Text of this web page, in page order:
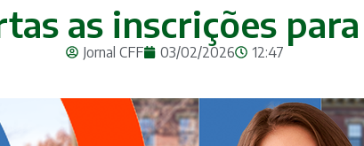
as inscrições
Jornal CFF 03/02/2026 12:47